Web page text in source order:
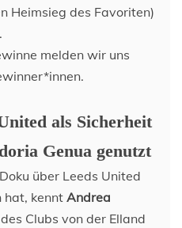
Heimsieg des Favoriten)
melden wir uns
als Sicherheit
Genua genutzt
über Leeds United
hat, kennt Andrea
Clubs von der Elland